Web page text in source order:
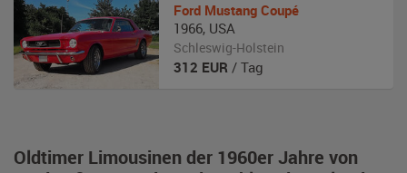
Oldtimer Limousinen der 1960er Jahre von
Ford Mustang Coupé
1966, USA
Schleswig-Holstein
312 EUR / Tag